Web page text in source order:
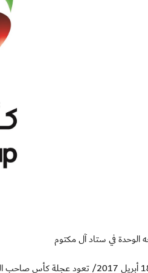
الوحدة في ستاد آل مكتوم
دبي الثلاثاء 18 أبريل 2017/